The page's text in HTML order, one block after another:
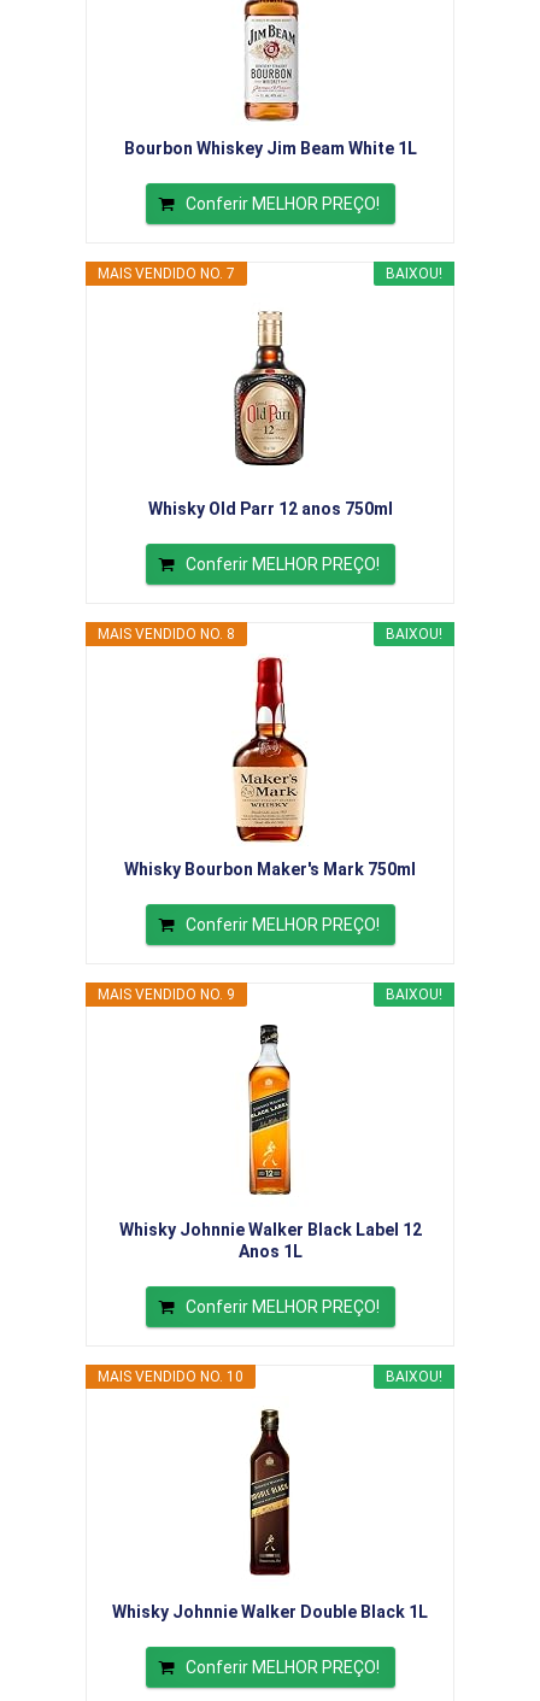
Bourbon Whiskey Jim Beam White 1L
Conferir MELHOR PREÇO!
BAIXOU!
MAIS VENDIDO NO. 7
Whisky Old Parr 12 anos 750ml
Conferir MELHOR PREÇO!
BAIXOU!
MAIS VENDIDO NO. 8
Whisky Bourbon Maker's Mark 750ml
Conferir MELHOR PREÇO!
BAIXOU!
MAIS VENDIDO NO. 9
Whisky Johnnie Walker Black Label 12
Anos 1L
Conferir MELHOR PREÇO!
BAIXOU!
MAIS VENDIDO NO. 10
Whisky Johnnie Walker Double Black 1L
Conferir MELHOR PREÇO!